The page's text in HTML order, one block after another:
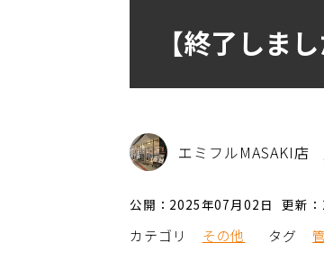
【終了しま
エミフルMASAKI店
公開：2025年07月02日 更新
カテゴリ その他 タグ